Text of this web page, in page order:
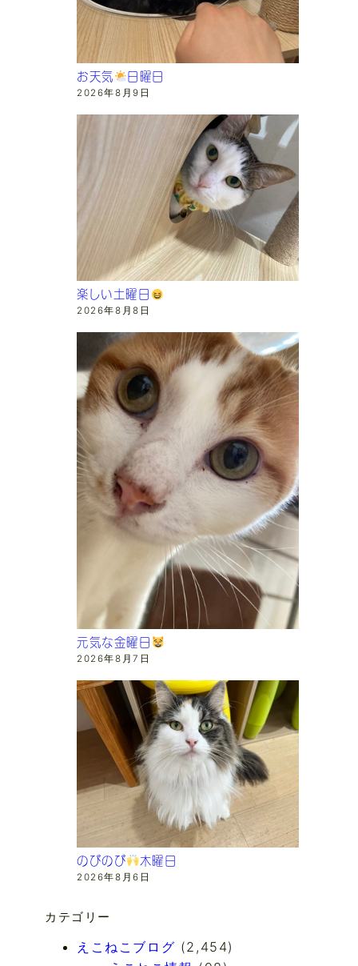
お天気 日曜日
2026年8月9日
楽しい土曜日
2026年8月8日
元気な金曜日
2026年8月7日
のびのび 木曜日
2026年8月6日
カテゴリー
えこねこブログ (2,454)